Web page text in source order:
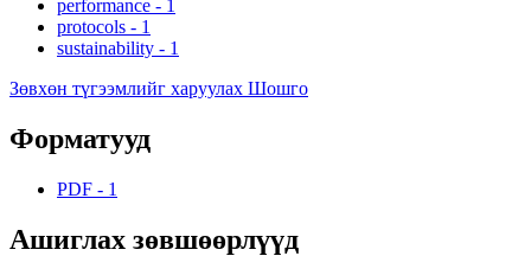
performance - 1
protocols - 1
sustainability - 1
Зөвхөн түгээмлийг харуулах Шошго
Форматууд
PDF - 1
Ашиглах зөвшөөрлүүд